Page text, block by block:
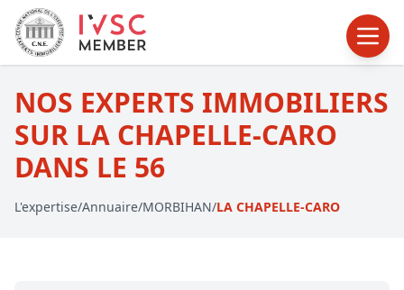
NOS EXPERTS IMMOBILIERS
SUR LA CHAPELLE-CARO
DANS LE 56
L'expertise/Annuaire/MORBIHAN/LA CHAPELLE-CARO